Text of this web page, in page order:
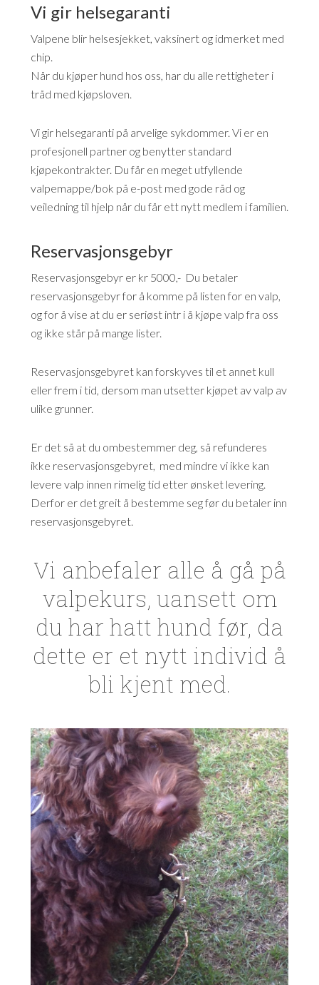
Vi gir helsegaranti
Valpene blir helsesjekket, vaksinert og idmerket med
chip.
Når du kjøper hund hos oss, har du alle rettigheter i
tråd med kjøpsloven.
Vi gir helsegaranti på arvelige sykdommer. Vi er en
profesjonell partner og benytter standard
kjøpekontrakter. Du får en meget utfyllende
valpemappe/bok på e-post med gode råd og
veiledning til hjelp når du får ett nytt medlem i familien.
Reservasjonsgebyr
Reservasjonsgebyr er kr 5000,- Du betaler
reservasjonsgebyr for å komme på listen for en valp,
og for å vise at du er seriøst intr i å kjøpe valp fra oss
og ikke står på mange lister.
Reservasjonsgebyret kan forskyves til et annet kull
eller frem i tid, dersom man utsetter kjøpet av valp av
ulike grunner.
Er det så at du ombestemmer deg, så refunderes
ikke reservasjonsgebyret, med mindre vi ikke kan
levere valp innen rimelig tid etter ønsket levering.
Derfor er det greit å bestemme seg før du betaler inn
reservasjonsgebyret.
Vi anbefaler alle å gå på
valpekurs, uansett om
du har hatt hund før, da
dette er et nytt individ å
bli kjent med.